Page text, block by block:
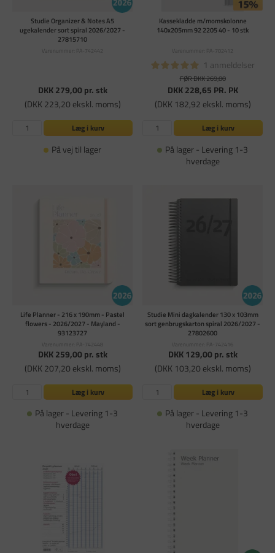
Studie Organizer & Notes A5
ugekalender sort spiral 2026/2027 -
27815710
Varenummer: PA-742442
DKK 279,00pr. stk
(DKK 223,20 ekskl. moms)
Læg i kurv
På vej til lager
Kassekladde m/momskolonne
140x205mm 92 2205 40 - 10 stk
Varenummer: PA-702412
1 anmeldelser
FØR DKK 269,00
DKK 228,65 PR. PK
(DKK 182,92 ekskl. moms)
Læg i kurv
På lager - Levering 1-3
hverdage
Life Planner - 216 x 190mm - Pastel
flowers - 2026/2027 - Mayland -
93123727
Varenummer: PA-742448
DKK 259,00pr. stk
(DKK 207,20 ekskl. moms)
Læg i kurv
På lager - Levering 1-3
hverdage
Studie Mini dagkalender 130 x 103mm
sort genbrugskarton spiral 2026/2027 -
27802600
Varenummer: PA-742416
DKK 129,00pr. stk
(DKK 103,20 ekskl. moms)
Læg i kurv
På lager - Levering 1-3
hverdage